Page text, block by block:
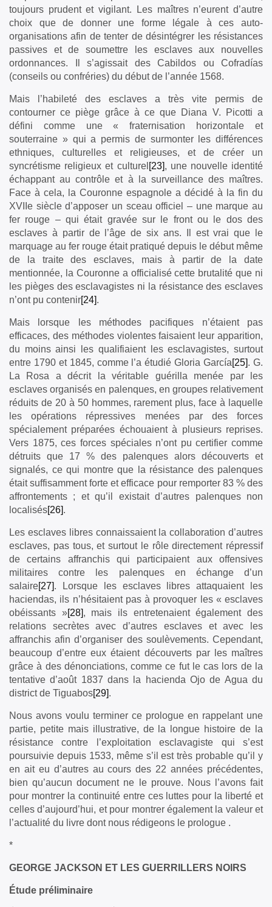
toujours prudent et vigilant. Les maîtres n’eurent d’autre
choix que de donner une forme légale à ces auto-
organisations afin de tenter de désintégrer les résistances
passives et de soumettre les esclaves aux nouvelles
ordonnances. Il s’agissait des Cabildos ou Cofradías
(conseils ou confréries) du début de l’année 1568.
Mais l’habileté des esclaves a très vite permis de
contourner ce piège grâce à ce que Diana V. Picotti a
défini comme une « fraternisation horizontale et
souterraine » qui a permis de surmonter les différences
ethniques, culturelles et religieuses, et de créer un
syncrétisme religieux et culturel [23], une nouvelle identité
échappant au contrôle et à la surveillance des maîtres.
Face à cela, la Couronne espagnole a décidé à la fin du
XVIIe siècle d’apposer un sceau officiel – une marque au
fer rouge – qui était gravée sur le front ou le dos des
esclaves à partir de l’âge de six ans. Il est vrai que le
marquage au fer rouge était pratiqué depuis le début même
de la traite des esclaves, mais à partir de la date
mentionnée, la Couronne a officialisé cette brutalité que ni
les pièges des esclavagistes ni la résistance des esclaves
n’ont pu contenir[24].
Mais lorsque les méthodes pacifiques n’étaient pas
efficaces, des méthodes violentes faisaient leur apparition,
du moins ainsi les qualifiaient les esclavagistes, surtout
entre 1790 et 1845, comme l’a étudié Gloria García[25]. G.
La Rosa a décrit la véritable guérilla menée par les
esclaves organisés en palenques, en groupes relativement
réduits de 20 à 50 hommes, rarement plus, face à laquelle
les opérations répressives menées par des forces
spécialement préparées échouaient à plusieurs reprises.
Vers 1875, ces forces spéciales n’ont pu certifier comme
détruits que 17 % des palenques alors découverts et
signalés, ce qui montre que la résistance des palenques
était suffisamment forte et efficace pour remporter 83 % des
affrontements ; et qu’il existait d’autres palenques non
localisés[26].
Les esclaves libres connaissaient la collaboration d’autres
esclaves, pas tous, et surtout le rôle directement répressif
de certains affranchis qui participaient aux offensives
militaires contre les palenques en échange d’un
salaire[27]. Lorsque les esclaves libres attaquaient les
haciendas, ils n’hésitaient pas à provoquer les « esclaves
obéissants »[28], mais ils entretenaient également des
relations secrètes avec d’autres esclaves et avec les
affranchis afin d’organiser des soulèvements. Cependant,
beaucoup d’entre eux étaient découverts par les maîtres
grâce à des dénonciations, comme ce fut le cas lors de la
tentative d’août 1837 dans la hacienda Ojo de Agua du
district de Tiguabos[29].
Nous avons voulu terminer ce prologue en rappelant une
partie, petite mais illustrative, de la longue histoire de la
résistance contre l’exploitation esclavagiste qui s’est
poursuivie depuis 1533, même s’il est très probable qu’il y
en ait eu d’autres au cours des 22 années précédentes,
bien qu’aucun document ne le prouve. Nous l’avons fait
pour montrer la continuité entre ces luttes pour la liberté et
celles d’aujourd’hui, et pour montrer également la valeur et
l’actualité du livre dont nous rédigeons le prologue .
*
GEORGE JACKSON ET LES GUERRILLERS NOIRS
Étude préliminaire